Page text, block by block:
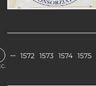
… 1572 1573 1574 1575